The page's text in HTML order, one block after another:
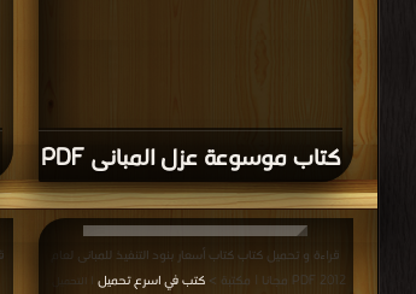
كتاب موسوعة عزل المبانى PDF
قراءة و تحميل كتاب كتاب أسعار بنود التنفيذ للمبانى لعام
2012 PDF مجانا | مكتبة >
كتب في اسرع تحميل
| التحميل :